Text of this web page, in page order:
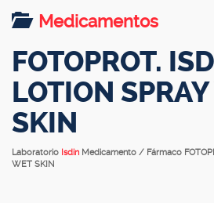
Medicamentos
FOTOPROT.
LOTION
SKIN
Laboratorio Isdin Medicamento / Fármaco
WET SKIN